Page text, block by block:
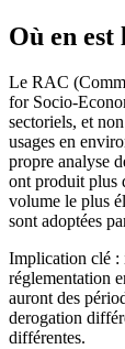
Où en est
Le RAC
for Socio-
sectoriels, et
usages en
propre analyse
ont produit plus
volume le plus
sont adoptées
Implication clé :
réglementation
auront des
derogation
différentes.